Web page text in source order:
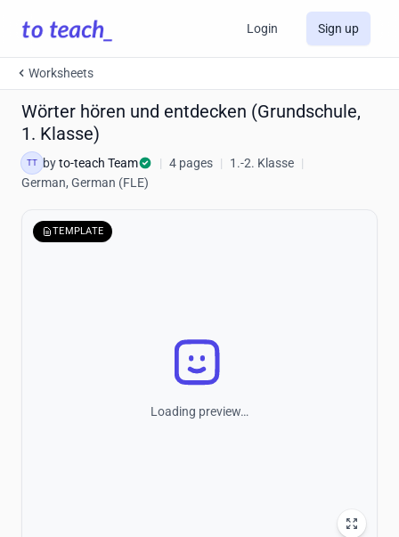
Login Sign up
Worksheets
Wörter hören und entdecken (Grundschule,
1. Klasse)
TT byto-teach Team | 4 pages | 1.-2. Klasse |
German, German (FLE)
TEMPLATE
Loading preview…